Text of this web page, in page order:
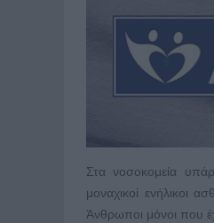
Στα νοσοκομεία
μοναχικοί ενήλικοι
Άνθρωποι μόνοι που